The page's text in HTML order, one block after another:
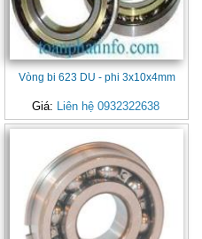
Vòng bi 623 DU - phi 3x10x4mm
Giá: Liên hệ 0932322638